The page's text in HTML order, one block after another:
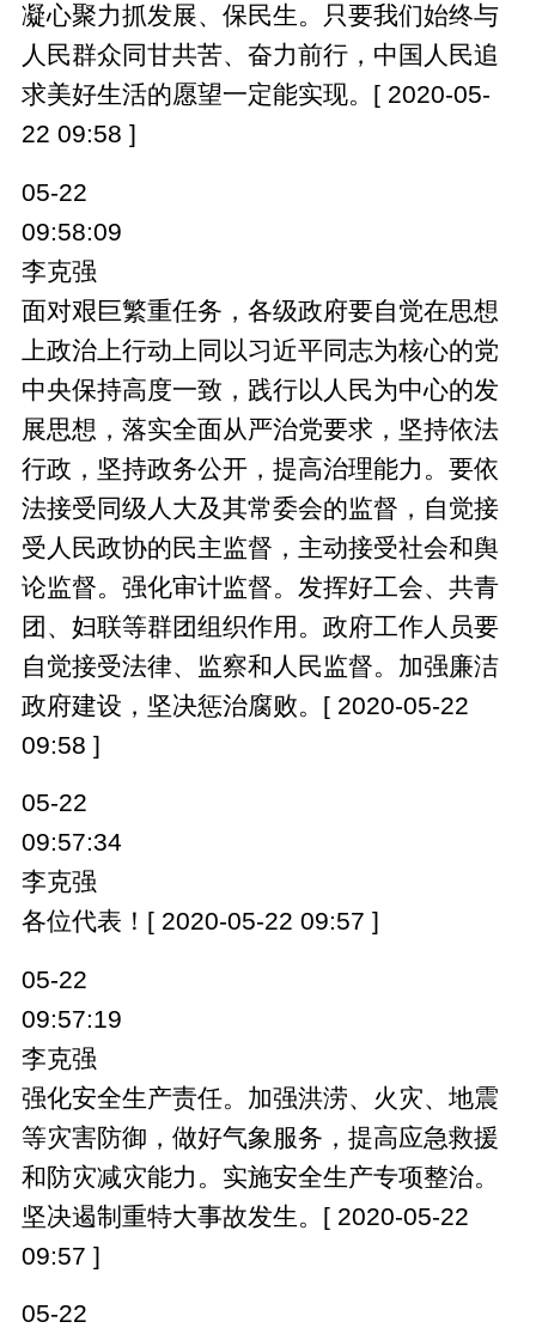
凝心聚力抓发展、保民生。只要我们始终与
人民群众同甘共苦、奋力前行，中国人民追
求美好生活的愿望一定能实现。[ 2020-05-
22 09:58 ]
05-22
09:58:09
李克强
面对艰巨繁重任务，各级政府要自觉在思想
上政治上行动上同以习近平同志为核心的党
中央保持高度一致，践行以人民为中心的发
展思想，落实全面从严治党要求，坚持依法
行政，坚持政务公开，提高治理能力。要依
法接受同级人大及其常委会的监督，自觉接
受人民政协的民主监督，主动接受社会和舆
论监督。强化审计监督。发挥好工会、共青
团、妇联等群团组织作用。政府工作人员要
自觉接受法律、监察和人民监督。加强廉洁
政府建设，坚决惩治腐败。[ 2020-05-22
09:58 ]
05-22
09:57:34
李克强
各位代表！[ 2020-05-22 09:57 ]
05-22
09:57:19
李克强
强化安全生产责任。加强洪涝、火灾、地震
等灾害防御，做好气象服务，提高应急救援
和防灾减灾能力。实施安全生产专项整治。
坚决遏制重特大事故发生。[ 2020-05-22
09:57 ]
05-22